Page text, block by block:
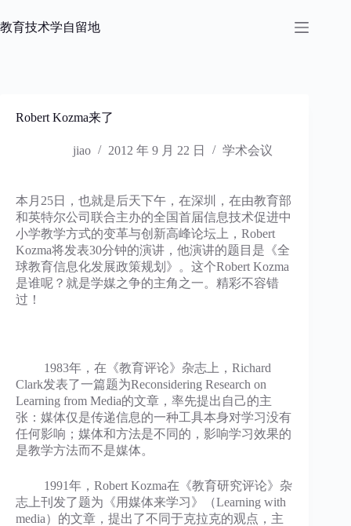
过
教育技术学自留地
Robert Kozma来了
jiao 2012 年 9 月 22 日 学术会议
本月25日，也就是后天下午，在深圳，在由教育部
和英特尔公司联合主办的全国首届信息技术促进中
小学教学方式的变革与创新高峰论坛上，Robert
Kozma将发表30分钟的演讲，他演讲的题目是《全
球教育信息化发展政策规划》。这个Robert Kozma
是谁呢？就是学媒之争的主角之一。精彩不容错
过！
1983年，在《教育评论》杂志上，Richard
Clark发表了一篇题为Reconsidering Research on
Learning from Media的文章，率先提出自己的主
张：媒体仅是传递信息的一种工具本身对学习没有
任何影响；媒体和方法是不同的，影响学习效果的
是教学方法而不是媒体。
1991年，Robert Kozma在《教育研究评论》杂
志上刊发了题为《用媒体来学习》（Learning with
media）的文章，提出了不同于克拉克的观点，主